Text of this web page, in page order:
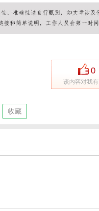
0
该内容对我
收藏